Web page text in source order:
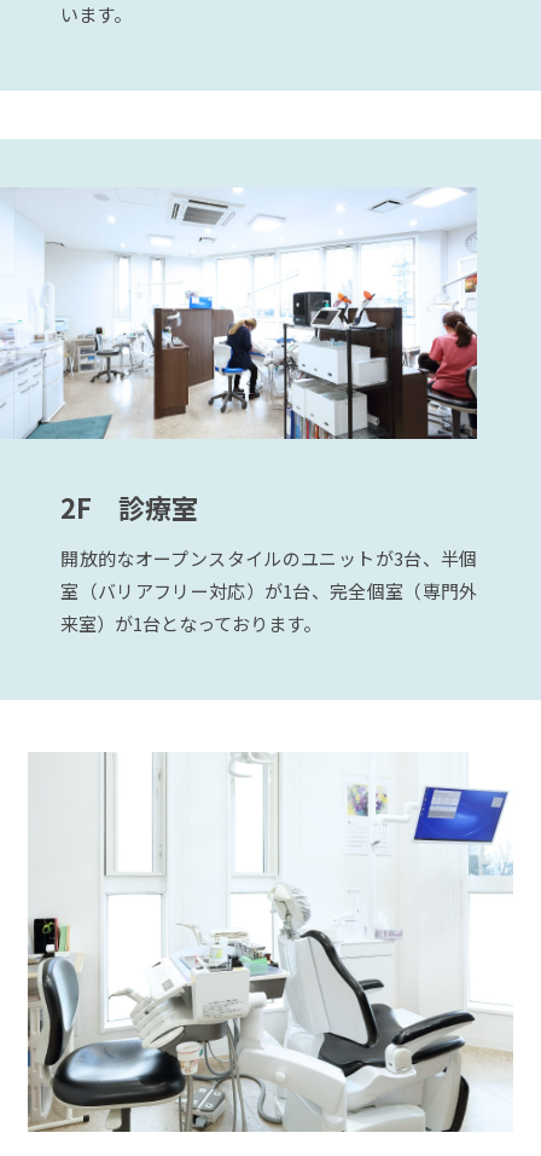
います。
2F 診療室
開放的なオープンスタイルのユニットが3台、半個
室（バリアフリー対応）が1台、完全個室（専門外
来室）が1台となっております。